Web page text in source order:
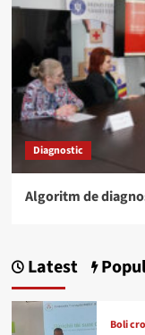
Diagnostic
Algoritm de
Latest
Boli